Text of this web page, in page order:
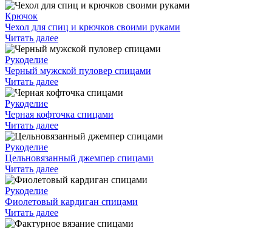
Крючок
Чехол для спиц и крючков своими руками
Читать далее
Рукоделие
Черный мужской пуловер спицами
Читать далее
Рукоделие
Черная кофточка спицами
Читать далее
Рукоделие
Цельновязанный джемпер спицами
Читать далее
Рукоделие
Фиолетовый кардиган спицами
Читать далее